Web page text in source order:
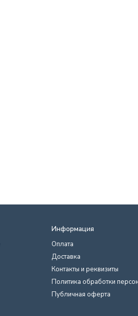
Информация
Оплата
Доставка
Контакты и реквизиты
Политика обработки
Публичная оферта